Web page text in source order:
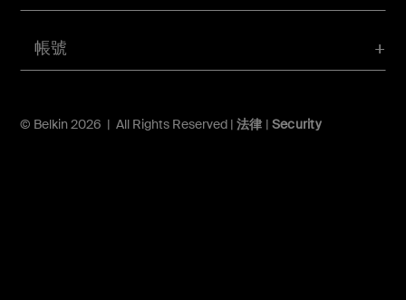
帳號
© Belkin 2026 | All Rights Reserved | 法律 | Security